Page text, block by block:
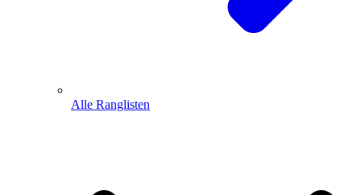
Alle Ranglisten